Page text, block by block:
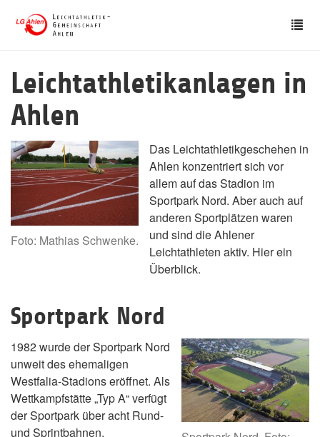
Leichtathletikanlagen in
Ahlen
Foto: Mathias Schwenke.
Das Leichtathletikgeschehen in
Ahlen konzentriert sich vor
allem auf das Stadion im
Sportpark Nord. Aber auch auf
anderen Sportplätzen waren
und sind die Ahlener
Leichtathleten aktiv. Hier ein
Überblick.
Sportpark Nord
1982 wurde der Sportpark Nord
unweit des ehemaligen
Westfalia-Stadions eröffnet. Als
Wettkampfstätte „Typ A“ verfügt
der Sportpark über acht Rund-
und Sprintbahnen,